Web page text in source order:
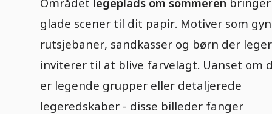
glade scener til dit papir. Motiver som
rutsjebaner, sandkasser og børn der leger
inviterer til at blive farvelagt. Uanset om
er legende grupper eller detaljerede
legeredskaber - disse billeder fanger